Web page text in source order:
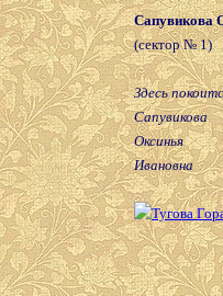
Сапувикова
(сектор № 1)
Здесь
Сапувикова
Оксинья
Ивановна